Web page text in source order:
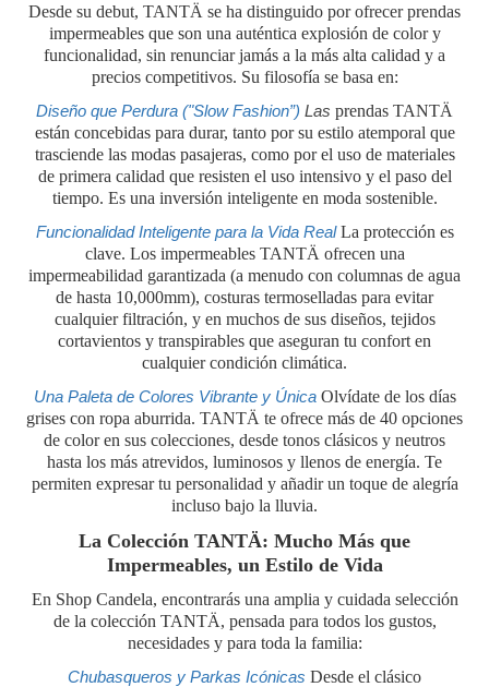
Desde su debut, TANTÄ se ha distinguido por ofrecer prendas
impermeables que son una auténtica explosión de color y
funcionalidad, sin renunciar jamás a la más alta calidad y a
precios competitivos. Su filosofía se basa en:
Diseño que Perdura ("Slow Fashion”) Las prendas TANTÄ
están concebidas para durar, tanto por su estilo atemporal que
trasciende las modas pasajeras, como por el uso de materiales
de primera calidad que resisten el uso intensivo y el paso del
tiempo. Es una inversión inteligente en moda sostenible.
Funcionalidad Inteligente para la Vida RealLa protección es
clave. Los impermeables TANTÄ ofrecen una
impermeabilidad garantizada (a menudo con columnas de agua
de hasta 10,000mm), costuras termoselladas para evitar
cualquier filtración, y en muchos de sus diseños, tejidos
cortavientos y transpirables que aseguran tu confort en
cualquier condición climática.
Una Paleta de Colores Vibrante y ÚnicaOlvídate de los días
grises con ropa aburrida. TANTÄ te ofrece más de 40 opciones
de color en sus colecciones, desde tonos clásicos y neutros
hasta los más atrevidos, luminosos y llenos de energía. Te
permiten expresar tu personalidad y añadir un toque de alegría
incluso bajo la lluvia.
La Colección TANTÄ: Mucho Más que
Impermeables, un Estilo de Vida
En Shop Candela, encontrarás una amplia y cuidada selección
de la colección TANTÄ, pensada para todos los gustos,
necesidades y para toda la familia:
Chubasqueros y Parkas Icónicas Desde el clásico